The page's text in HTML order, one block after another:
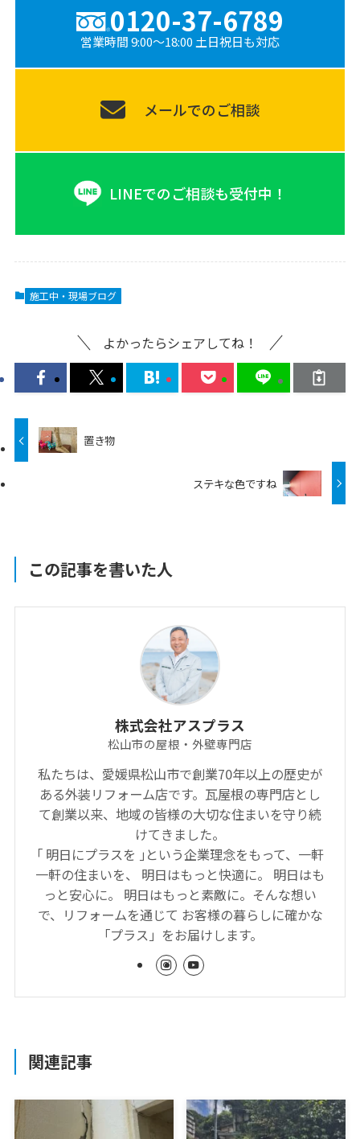
0120-37-6789
営業時間 9:00〜18:00 土日祝日も対応
メールでのご相談
LINEでのご相談も受付中！
施工中・現場ブログ
よかったらシェアしてね！
置き物
ステキな色ですね
この記事を書いた人
株式会社アスプラス
松山市の屋根・外壁専門店
私たちは、愛媛県松山市で創業70年以上の歴史が
ある外装リフォーム店です。瓦屋根の専門店とし
て創業以来、地域の皆様の大切な住まいを守り続
けてきました。
｢ 明日にプラスを ｣という企業理念をもって、一軒
一軒の住まいを、 明日はもっと快適に。 明日はも
っと安心に。 明日はもっと素敵に。そんな想い
で、リフォームを通じて お客様の暮らしに確かな
「プラス」をお届けします。
関連記事